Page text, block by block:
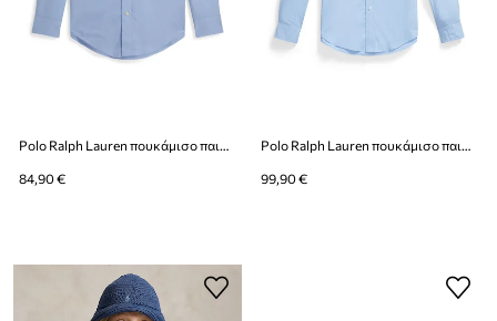
Polo Ralph Lauren πουκάμισο παιδικό βαμβακερό
84,90 €
Polo Ralph Lauren πουκάμισο παιδικό βαμβακερό
99,90 €